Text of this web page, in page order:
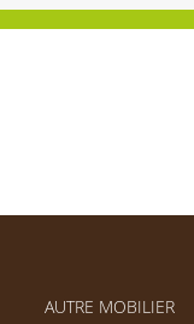
AUTRE MOBILIER